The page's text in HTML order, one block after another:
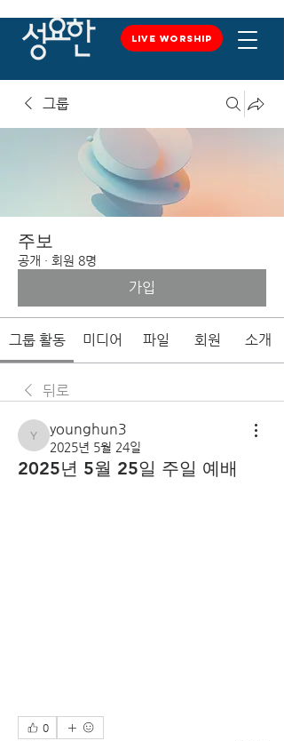
LIVE WORSHIP
LIVE WORSHIP
그룹
주보
공개 · 회원 8명
가입
그룹 활동 미디어 파일 회원 소개
뒤로
younghun3
younghun3
2025년 5월 24일
2025년 5월 25일 주일 예배
0